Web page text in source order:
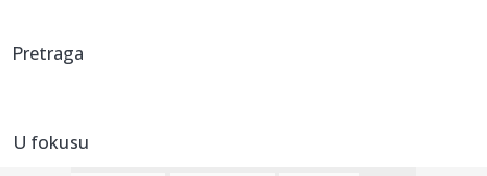
16:37:
Pretraga
U fokusu